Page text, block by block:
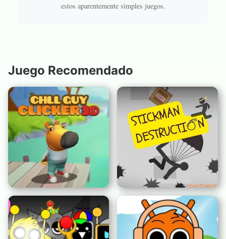
estos aparentemente simples juegos.
Juego Recomendado